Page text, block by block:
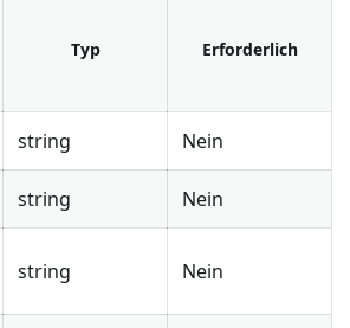
Typ Erforderlich
string Nein
string Nein
string Nein